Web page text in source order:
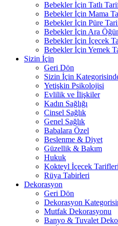
Bebekler İçin Tatlı
Bebekler İçin Mama
Bebekler İçin Püre
Bebekler İçin Ara
Bebekler İçin İçecek
Bebekler İçin Yemek
Sizin İçin
Geri Dön
Sizin İçin
Yetişkin Psikolojisi
Evlilik ve İlişkiler
Kadın Sağlığı
Cinsel Sağlık
Genel Sağlık
Babalara Özel
Beslenme & Diyet
Güzellik & Bakım
Hukuk
Kokteyl İçecek Tarifleri
Rüya Tabirleri
Dekorasyon
Geri Dön
Dekorasyon
Mutfak Dekorasyonu
Banyo & Tuvalet